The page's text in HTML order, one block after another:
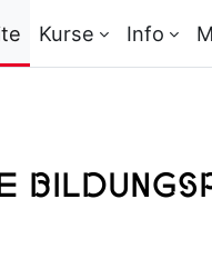
Kurse Info